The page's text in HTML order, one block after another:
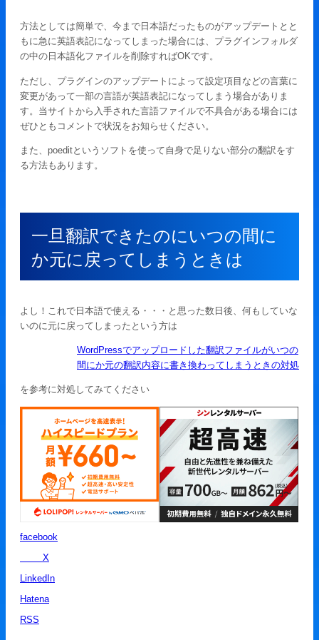
方法としては簡単で、今まで日本語だったものがアップデートとと
もに急に英語表記になってしまった場合には、プラグインフォルダ
の中の日本語化ファイルを削除すればOKです。
ただし、プラグインのアップデートによって設定項目などの言葉に
変更があって一部の言語が英語表記になってしまう場合がありま
す。当サイトから入手された言語ファイルで不具合がある場合には
ぜひともコメントで状況をお知らせください。
また、poeditというソフトを使って自身で足りない部分の翻訳をす
る方法もあります。
一旦翻訳できたのにいつの間に
か元に戻ってしまうときは
よし！これで日本語で使える・・・と思った数日後、何もしていな
いのに元に戻ってしまったという方は
WordPressでアップロードした翻訳ファイルがいつの
間にか元の翻訳内容に書き換わってしまうときの対処
を参考に対処してみてください
facebook
X
LinkedIn
Hatena
RSS